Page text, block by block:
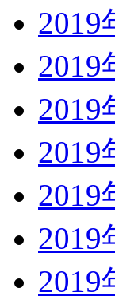
2019
2019
2019
2019
2019
2019
2019